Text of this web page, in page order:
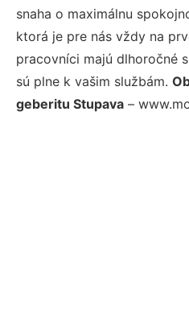
snaha o maximálnu
ktorá je pre nás vždy na
pracovníci majú dlhoročné
sú plne k vašim službám.
geberitu Stupava –